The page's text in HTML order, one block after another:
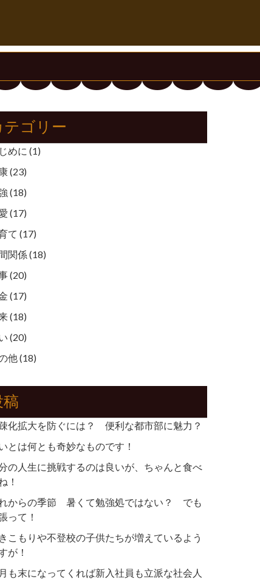
テゴリー
めに (1)
(23)
(18)
(17)
て (17)
関係(18)
(20)
(17)
(18)
(20)
他(18)
化拡大を防ぐには？ 便利な都市部に魅力？
とは何とも奇妙なものです！
の人生に挑戦するのは良いが、ちゃんと食べ
！
からの季節 暑くて勉強処ではない？ でも
って！
こもりや不登校の子供たちが増えているよう
が！
も末になってくれば新入社員も立派な社会人